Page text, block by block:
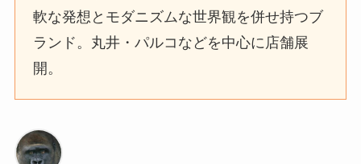
軟な発想とモダニズムな世界観を併せ持つブ
ランド。丸井・パルコなどを中心に店舗展
開。